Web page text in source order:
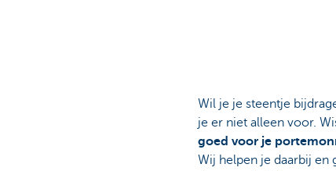
Wil je je steentje
je er niet alleen voor.
goed voor je
Wij helpen je daarbij en